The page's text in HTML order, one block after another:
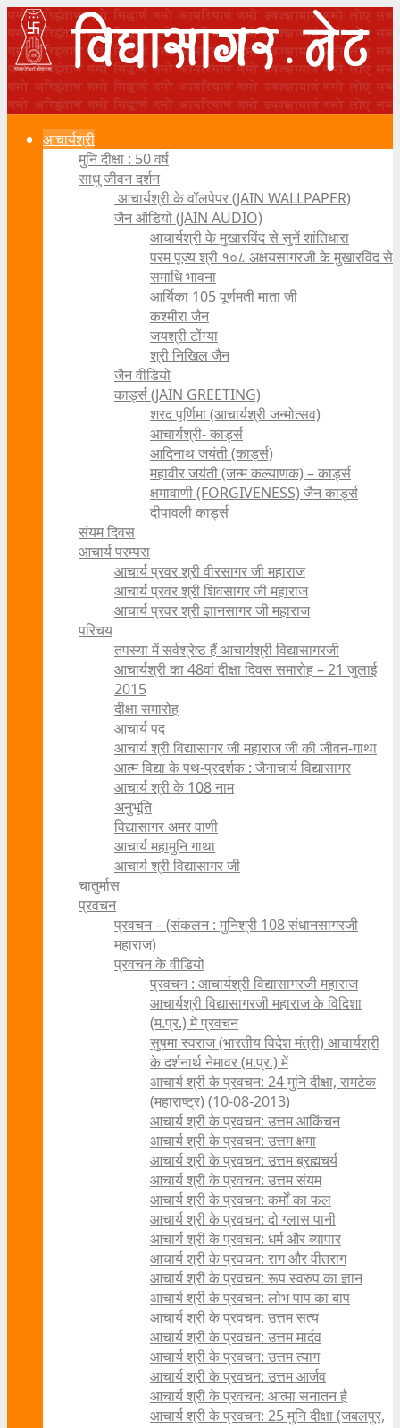
आचार्यश्री
मुनि दीक्षा : 50 वर्ष
साधु जीवन दर्शन
आचार्यश्री के वॉलपेपर (JAIN WALLPAPER)
जैन ऑडियो (JAIN AUDIO)
आचार्यश्री के मुखारविंद से सुनें शांतिधारा
परम पूज्य श्री १०८ अक्षयसागरजी के मुखारविंद से
समाधि भावना
आर्यिका 105 पूर्णमती माता जी
कश्मीरा जैन
जयश्री टोंग्या
श्री निखिल जैन
जैन वीडियो
कार्ड्स (JAIN GREETING)
शरद पूर्णिमा (आचार्यश्री जन्मोत्सव)
आचार्यश्री- कार्ड्स
आदिनाथ जयंती (कार्ड्स)
महावीर जयंती (जन्म कल्याणक) – कार्ड्स
क्षमावाणी (FORGIVENESS) जैन कार्ड्स
दीपावली कार्ड्स
संयम दिवस
आचार्य परम्परा
आचार्य प्रवर श्री वीरसागर जी महाराज
आचार्य प्रवर श्री शिवसागर जी महाराज
आचार्य प्रवर श्री ज्ञानसागर जी महाराज
परिचय
तपस्या में सर्वश्रेष्ठ हैं आचार्यश्री विद्यासागरजी
आचार्यश्री का 48वां दीक्षा दिवस समारोह – 21 जुलाई
2015
दीक्षा समारोह
आचार्य पद
आचार्य श्री विद्यासागर जी महाराज जी की जीवन-गाथा
आत्म विद्या के पथ-प्रदर्शक : जैनाचार्य विद्यासागर
आचार्य श्री के 108 नाम
अनुभूति
विद्यासागर अमर वाणी
आचार्य महामुनि गाथा
आचार्य श्री विद्यासागर जी
चातुर्मास
प्रवचन
प्रवचन – (संकलन : मुनिश्री 108 संधानसागरजी
महाराज)
प्रवचन के वीडियो
प्रवचन : आचार्यश्री ‍विद्यासागरजी महाराज
आचार्यश्री विद्यासागरजी महाराज के विदिशा
(म.प्र.) में प्रवचन
सुषमा स्वराज (भारतीय विदेश मंत्री) आचार्यश्री
के दर्शनार्थ नेमावर (म.प्र.) में
आचार्य श्री के प्रवचन: 24 मुनि दीक्षा, रामटेक
(महाराष्ट्र) (10-08-2013)
आचार्य श्री के प्रवचन: उत्तम आकिंचन
आचार्य श्री के प्रवचन: उत्तम क्षमा
आचार्य श्री के प्रवचन: उत्तम ब्रह्मचर्य
आचार्य श्री के प्रवचन: उत्तम संयम
आचार्य श्री के प्रवचन: कर्मों का फल
आचार्य श्री के प्रवचन: दो ग्लास पानी
आचार्य श्री के प्रवचन: धर्म और व्यापार
आचार्य श्री के प्रवचन: राग और वीतराग
आचार्य श्री के प्रवचन: रूप स्वरुप का ज्ञान
आचार्य श्री के प्रवचन: लोभ पाप का बाप
आचार्य श्री के प्रवचन: उत्तम सत्य
आचार्य श्री के प्रवचन: उत्तम मार्दव
आचार्य श्री के प्रवचन: उत्तम त्याग
आचार्य श्री के प्रवचन: उत्तम आर्जव
आचार्य श्री के प्रवचन: आत्मा सनातन है
आचार्य श्री के प्रवचन: 25 मुनि दीक्षा (जबलपुर,